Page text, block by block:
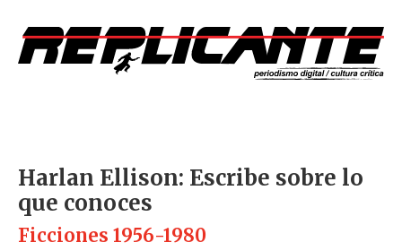
Harlan Ellison: Escribe sobre lo
que conoces
Ficciones 1956-1980